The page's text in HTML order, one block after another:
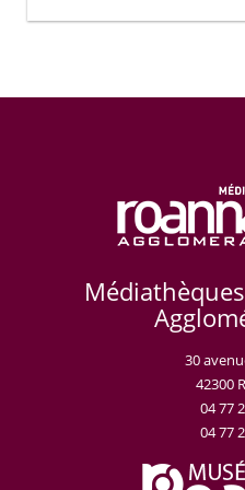
30
42300
04 77
04 77